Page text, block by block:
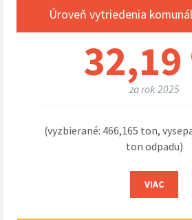
Úroveň vytriedenia
32,19
za rok 2025
(vyzbierané: 466,165 ton,
ton odpadu)
VIAC